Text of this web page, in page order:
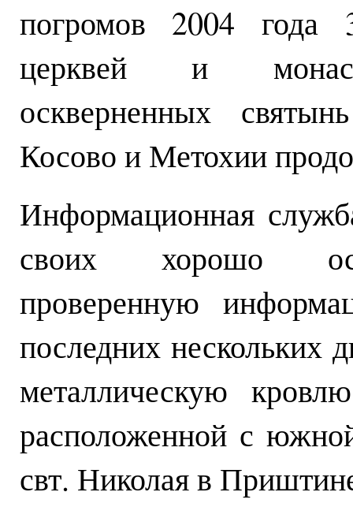
погромов 2004 года
церквей и
оскверненных
Косово и Метохии
Информационная
своих хорошо
проверенную
последних нескольких
металлическую
расположенной с
свт. Николая в